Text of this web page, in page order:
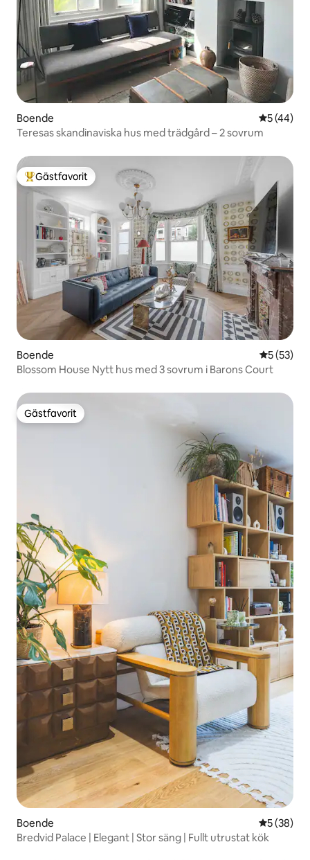
Boende 5 av 5 i
5 (44)
Teresas skandinaviska hus med trädgård – 2 sovrum
Populär gästfavorit
Gästfavorit
Boende 5 av 5 i
5 (53)
Blossom House Nytt hus med 3 sovrum i Barons Court
Gästfavorit
Gästfavorit
Boende 5 av 5 i
5 (38)
Bredvid Palace | Elegant | Stor säng | Fullt utrustat kök